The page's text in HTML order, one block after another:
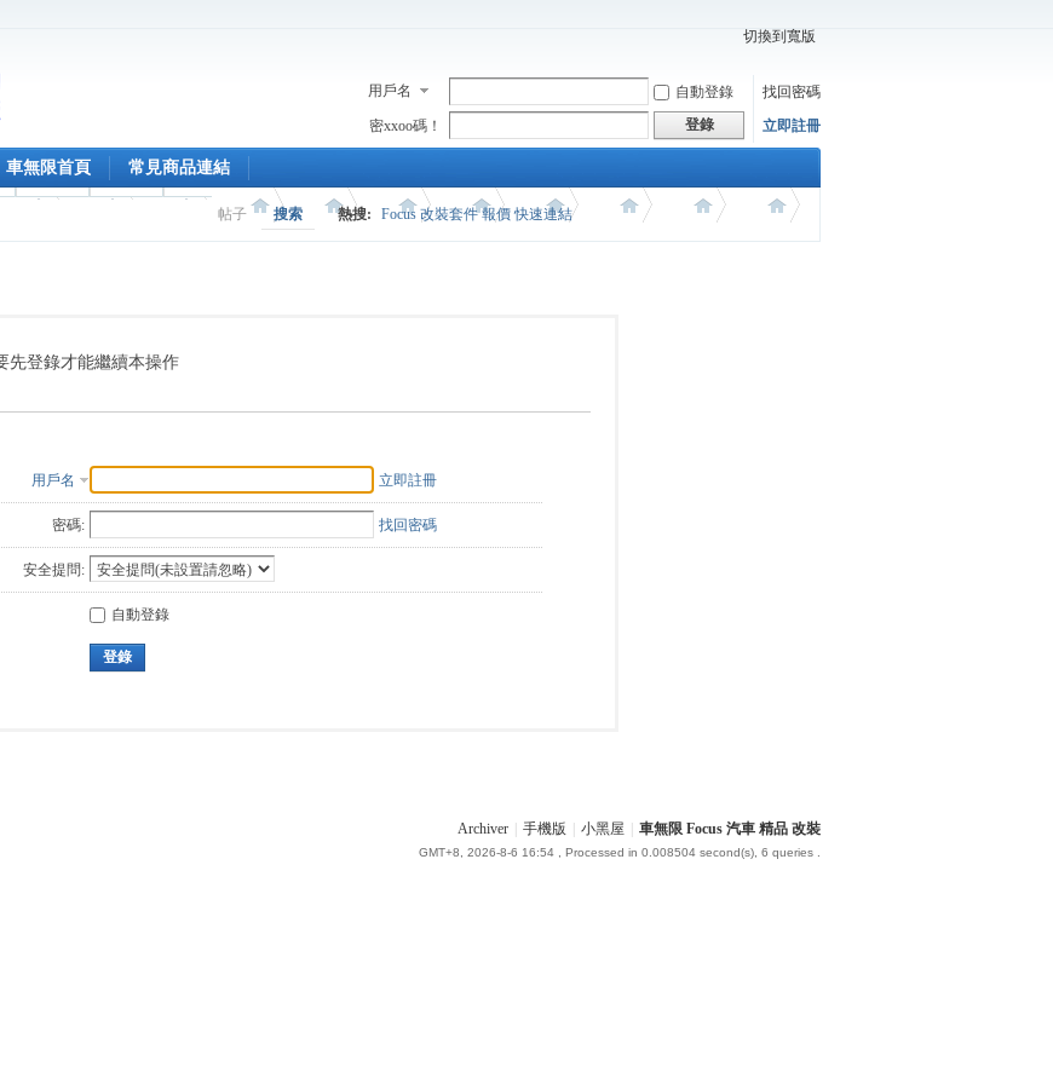
切換到寬版
用戶名 自動登錄
找回密碼
密xxoo碼！
登錄 立即註冊
車無限首頁 常見商品連結
帖子 搜索 熱搜: Focus 改裝套件 報價 快速連結
先登錄才能繼續本操作
用戶名 立即註冊
密碼: 找回密碼
安全提問:
自動登錄
登錄
Archiver 手機版 小黑屋 車無限 Focus 汽車 精品 改裝
GMT+8, 2026-8-6 16:54 , Processed in 0.008504 second(s), 6 queries .